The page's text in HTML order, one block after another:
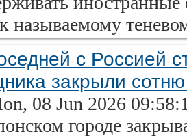
называемому
с Россией
закрыли
08 Jun 2026
городе